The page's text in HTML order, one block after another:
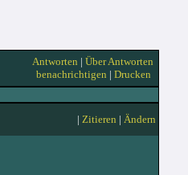
Antworten | Über Antworten
benachrichtigen | Drucken
| Zitieren | Ändern